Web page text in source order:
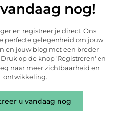
nog!
en registreer je direct. Ons
perfecte gelegenheid om jouw
en jouw blog met een breder
op de knop 'Registreren' en
naar meer zichtbaarheid en
ontwikkeling.
u vandaag nog